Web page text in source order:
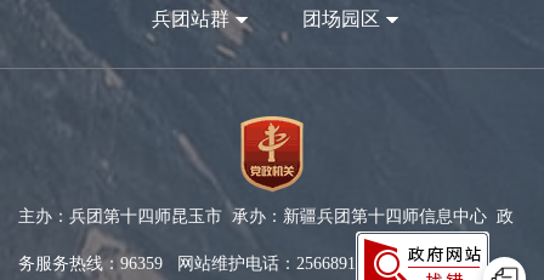
兵团站群
团场园区
主办：兵团第十四师昆玉市 承办：新疆兵团第十四师信息中心 政
务服务热线：96359 网站维护电话：2566891